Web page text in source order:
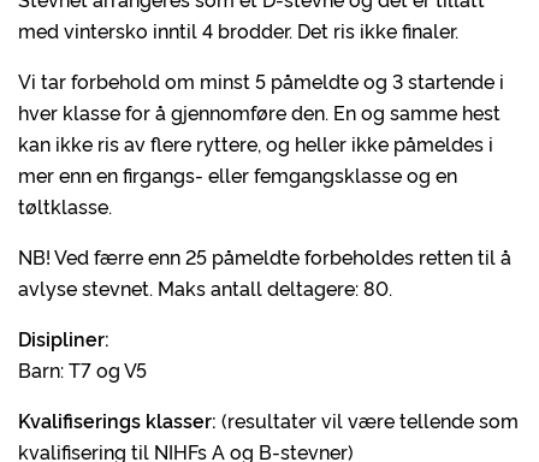
med vintersko inntil 4 brodder. Det ris ikke finaler.
Vi tar forbehold om minst 5 påmeldte og 3 startende i
hver klasse for å gjennomføre den. En og samme hest
kan ikke ris av flere ryttere, og heller ikke påmeldes i
mer enn en firgangs- eller femgangsklasse og en
tøltklasse.
NB! Ved færre enn 25 påmeldte forbeholdes retten til å
avlyse stevnet. Maks antall deltagere: 80.
Disipliner:
Barn: T7 og V5
Kvalifiserings klasser: (resultater vil være tellende som
kvalifisering til NIHFs A og B-stevner)